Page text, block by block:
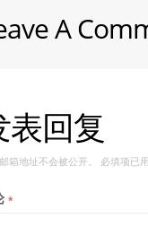
A
表回复
箱地址不会被公开。 必填项已用
*